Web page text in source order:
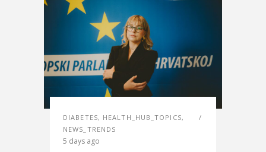
DIABETES, HEALTH_HUB_TOPICS,
NEWS_TRENDS
5 days ago